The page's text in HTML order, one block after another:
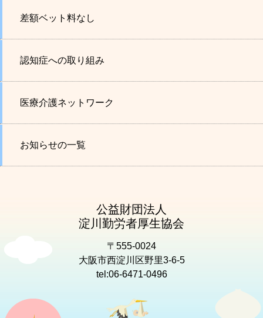
差額ベット料なし
認知症への取り組み
医療介護ネットワーク
お知らせの一覧
公益財団法人
淀川勤労者厚生協会
〒555-0024
大阪市西淀川区野里3-6-5
tel:06-6471-0496